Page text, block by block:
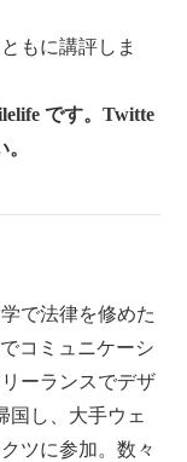
もに講評しま
です。Twitte
で法律を修めた
コミュニケーシ
ーランスでデザ
国し、大手ウェ
ツに参加。数々